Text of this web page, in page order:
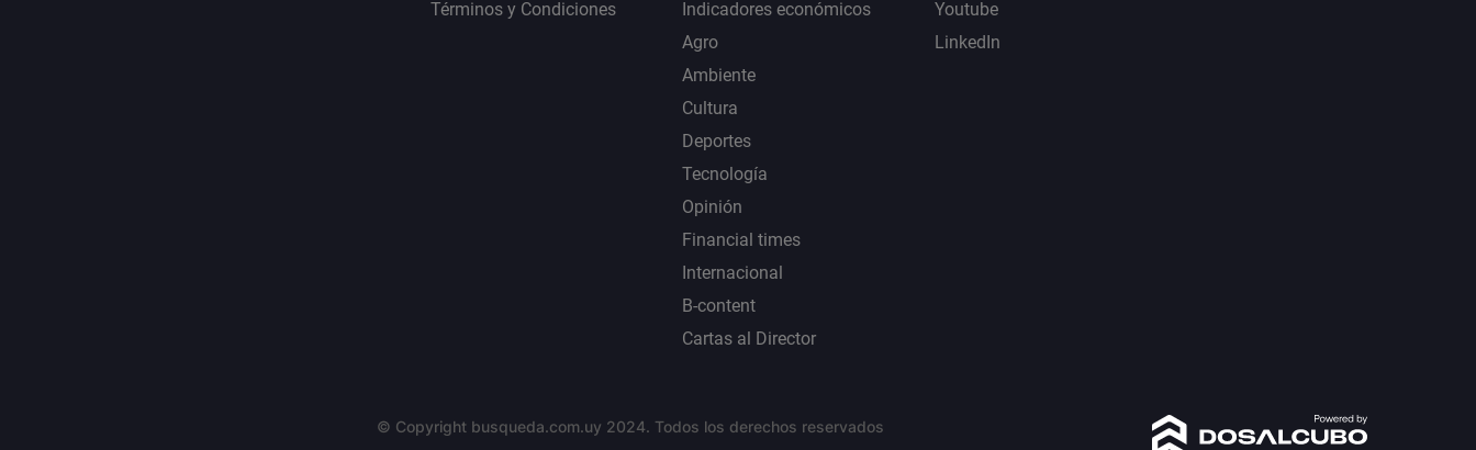
Términos y Condiciones
Indicadores económicos
Agro
Ambiente
Cultura
Deportes
Tecnología
Opinión
Financial times
Internacional
B-content
Cartas al Director
Youtube
LinkedIn
© Copyright busqueda.com.uy 2024. Todos los derechos reservados